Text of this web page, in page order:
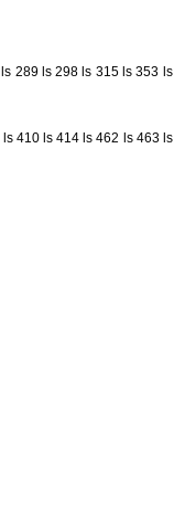
ls 289 ls 298 ls 315 ls 353
ls 410 ls 414 ls 462 ls 463